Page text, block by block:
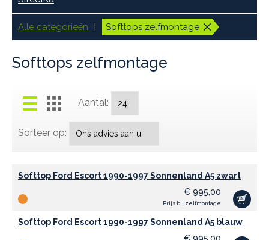
Alle categorieën Softtops zelfmontage
Softtops zelfmontage
Aantal:
Sorteer op:
Softtop Ford Escort 1990-1997 Sonnenland A5 zwart
€ 995,00
Prijs bij zelfmontage
Softtop Ford Escort 1990-1997 Sonnenland A5 blauw